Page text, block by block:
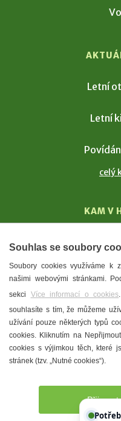
Letní
Letní
celý
KAM V
T.
Městské
Souhlas se soubory
Soubory cookies využíváme k
našimi webovými stránkami.
sekci Více informací o cookies
souhlasíte s tím, že můžeme
užívání pouze některých typů
cookies. Kliknutím na
cookies s výjimkou těch, které
stránek (tzv. „Nutné cookies“).
Přijmout
Potřebujete